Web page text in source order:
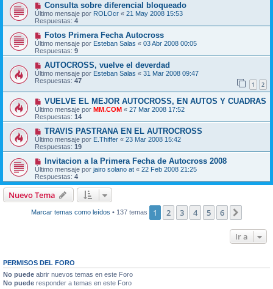
Consulta sobre diferencial bloqueado
Último mensaje por ROLOcr « 21 May 2008 15:53
Respuestas: 4
Fotos Primera Fecha Autocross
Último mensaje por Esteban Salas « 03 Abr 2008 00:05
Respuestas: 9
AUTOCROSS, vuelve el deverdad
Último mensaje por Esteban Salas « 31 Mar 2008 09:47
Respuestas: 47 1 2
VUELVE EL MEJOR AUTOCROSS, EN AUTOS Y CUADRAS
Último mensaje por MM.COM « 27 Mar 2008 17:52
Respuestas: 14
TRAVIS PASTRANA EN EL AUTROCROSS
Último mensaje por E.Thiffer « 23 Mar 2008 15:42
Respuestas: 19
Invitacion a la Primera Fecha de Autocross 2008
Último mensaje por jairo solano at « 22 Feb 2008 21:25
Respuestas: 4
Nuevo Tema
Marcar temas como leídos • 137 temas 1 2 3 4 5 6
Ir a
PERMISOS DEL FORO
No puede abrir nuevos temas en este Foro
No puede responder a temas en este Foro